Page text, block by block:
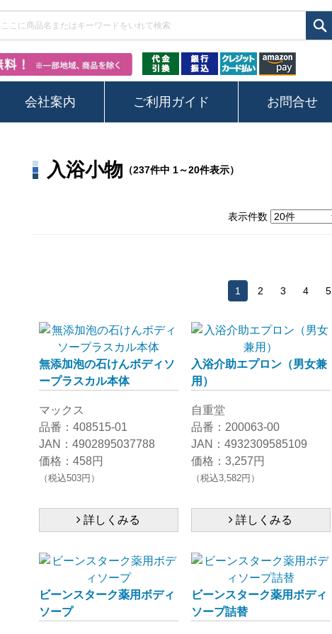
会社案内 ご利用ガイド お問合せ
入浴小物 （237件中 1～20件表示）
表示件数
1 2 3 4 5
無添加泡の石けんボディソ
ープラスカル本体
マックス
品番：408515-01
JAN：4902895037788
価格：458円
（税込503円）
詳しくみる
入浴介助エプロン（男女兼
用）
自重堂
品番：200063-00
JAN：4932309585109
価格：3,257円
（税込3,582円）
詳しくみる
ビーンスターク薬用ボディ
ソープ
ビーンスターク薬用ボディ
ソープ詰替